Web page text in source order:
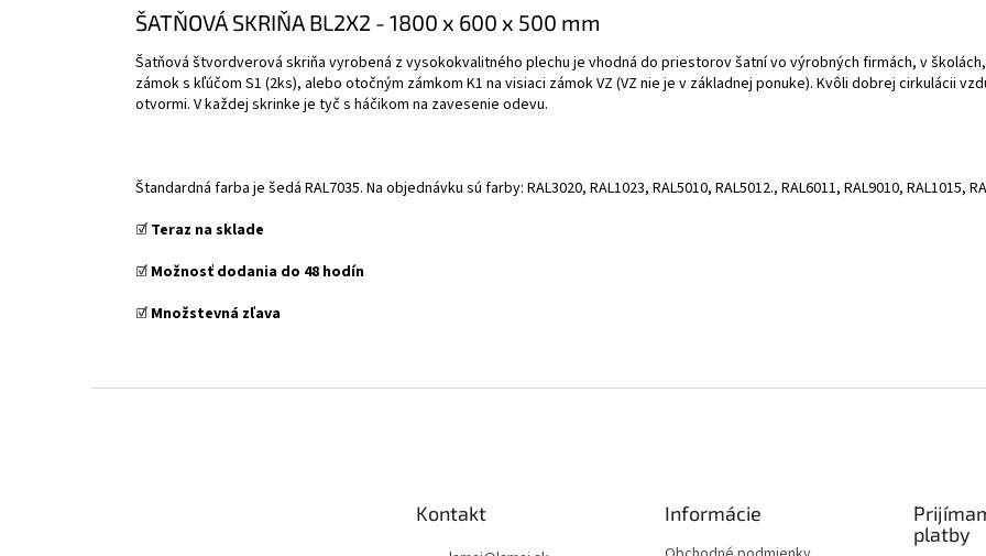
ŠATŇOVÁ SKRIŇA BL2X2 - 1800 x 600 x 500 mm
Šatňová štvordverová skriňa vyrobená z vysokokvalitného plechu je vhodná do priestorov šatní vo výrobných firmách, v
zámok s kľúčom S1 (2ks), alebo otočným zámkom K1 na visiaci zámok VZ (VZ nie je v základnej ponuke). Kvôli dobrej cirkulácii
otvormi. V každej skrinke je tyč s háčikom na zavesenie odevu.
Štandardná farba je šedá RAL7035. Na objednávku sú farby: RAL3020, RAL1023, RAL5010, RAL5012., RAL6011, RAL9010, RAL1015,
☑️ Teraz na sklade
☑️ Možnosť dodania do 48 hodín
☑️ Množstevná zľava
Kontakt Informácie
platby